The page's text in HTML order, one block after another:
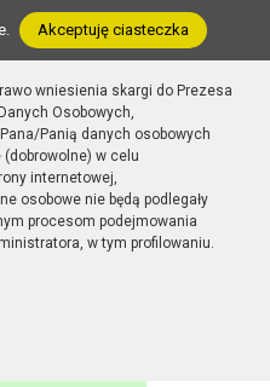
Akceptuję ciasteczka
wniesienia skargi do Prezesa
Osobowych,
Panią danych osobowych
w celu
internetowej,
osobowe nie będą podlegały
procesom podejmowania
w tym profilowaniu.